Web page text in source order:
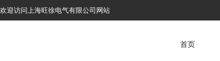
欢迎访问上海旺徐电气有限公司网站
首页